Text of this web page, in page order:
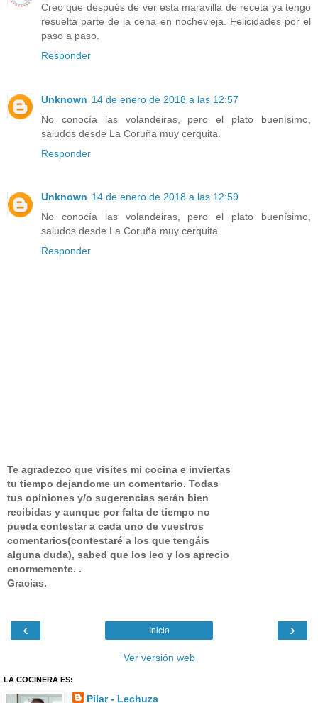
Creo que después de ver esta maravilla de receta ya tengo
resuelta parte de la cena en nochevieja. Felicidades por el
paso a paso.
Responder
Unknown 14 de enero de 2018 a las 12:57
No conocía las volandeiras, pero el plato buenísimo,
saludos desde La Coruña muy cerquita.
Responder
Unknown 14 de enero de 2018 a las 12:59
No conocía las volandeiras, pero el plato buenísimo,
saludos desde La Coruña muy cerquita.
Responder
Te agradezco que visites mi cocina e inviertas
tu tiempo dejandome un comentario. Todas
tus opiniones y/o sugerencias serán bien
recibidas y aunque por falta de tiempo no
pueda contestar a cada uno de vuestros
comentarios(contestaré a los que tengáis
alguna duda), sabed que los leo y los aprecio
enormemente. .
Gracias.
‹ ›
Inicio
Ver versión web
LA COCINERA ES:
Pilar - Lechuza